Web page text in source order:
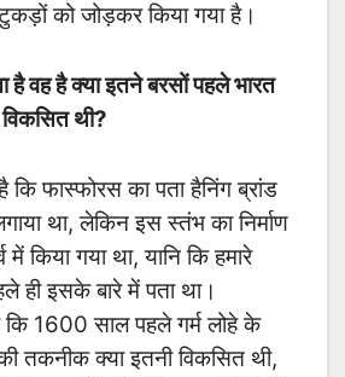
को जोड़कर किया गया है।
है वह है क्या इतने बरसों पहले भारत
थी?
कि फास्फोरस का पता हैनिंग ब्रांड
था, लेकिन इस स्तंभ का निर्माण
किया गया था, यानि कि हमारे
ही इसके बारे में पता था।
1600 साल पहले गर्म लोहे के
तकनीक क्या इतनी विकसित थी,